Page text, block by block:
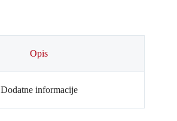
Opis
Dodatne informacije